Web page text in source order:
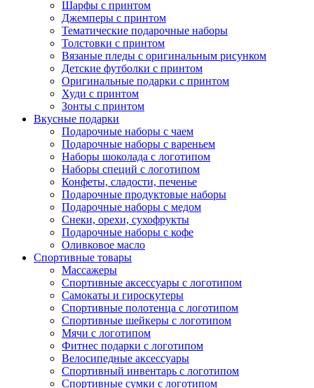
Шарфы с принтом
Джемперы с принтом
Тематические подарочные наборы
Толстовки с принтом
Вязаные пледы с оригинальным рисунком
Детские футболки с принтом
Оригинальные подарки с принтом
Худи с принтом
Зонты с принтом
Вкусные подарки
Подарочные наборы с чаем
Подарочные наборы с вареньем
Наборы шоколада с логотипом
Наборы специй с логотипом
Конфеты, сладости, печенье
Подарочные продуктовые наборы
Подарочные наборы с медом
Снеки, орехи, сухофрукты
Подарочные наборы с кофе
Оливковое масло
Спортивные товары
Массажеры
Спортивные аксессуары с логотипом
Самокаты и гироскутеры
Спортивные полотенца с логотипом
Спортивные шейкеры с логотипом
Мячи с логотипом
Фитнес подарки с логотипом
Велосипедные аксессуары
Спортивный инвентарь с логотипом
Спортивные сумки с логотипом